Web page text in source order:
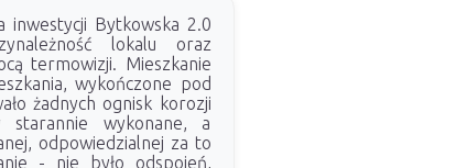
inwestycji Bytkowska 2.0
lokalu oraz
termowizji. Mieszkanie
wykończone pod
żadnych ognisk korozji
starannie wykonane, a
odpowiedzialnej za to
- nie było odspojeń,